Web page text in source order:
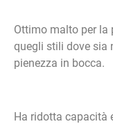
Ottimo malto per la
quegli stili dove sia
pienezza in bocca.
Ha ridotta capacità